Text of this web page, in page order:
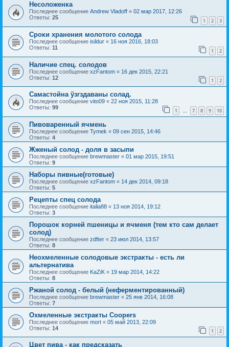
Несоложенка
Последнее сообщение Andrew Vladoff « 02 мар 2017, 12:26
Ответы: 25 1 2 3
Сроки хранения молотого солода
Последнее сообщение isildur « 16 ноя 2016, 18:03
Ответы: 11 1 2
Наличие спец. солодов
Последнее сообщение xzFantom « 16 дек 2015, 22:21
Ответы: 12 1 2
Самастойна ўзгздаваны солад.
Последнее сообщение vito09 « 22 ноя 2015, 11:28
Ответы: 99 1 … 7 8 9 10
Пивоваренный ячмень
Последнее сообщение Tymek « 09 сен 2015, 14:46
Ответы: 4
Жженый солод - доля в засыпи
Последнее сообщение brewmaster « 01 мар 2015, 19:51
Ответы: 9
Наборы пивные(готовые)
Последнее сообщение xzFantom « 14 дек 2014, 09:18
Ответы: 5
Рецепты спец солода
Последнее сообщение italia88 « 13 ноя 2014, 19:12
Ответы: 3
Порошок корней пшеницы и ячменя (тем кто сам делает
солод)
Последнее сообщение zdfter « 23 июл 2014, 13:57
Ответы: 8
Неохмеленные солодовые экстракты - есть ли
альтернатива
Последнее сообщение KaZiK « 19 мар 2014, 14:22
Ответы: 8
Ржаной солод - белый (неферментированный)
Последнее сообщение brewmaster « 25 янв 2014, 16:08
Ответы: 7
Охмеленные экстракты Coopers
Последнее сообщение mort « 05 май 2013, 22:09
Ответы: 14 1 2
Цвет пива - как предсказать